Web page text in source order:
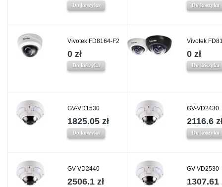
Do koszyka Do koszyka
Vivotek FD8164-F2
0 zł
Do koszyka
Vivotek
0 zł
Do koszyka
GV-VD1530
1825.05 zł
Do koszyka
GV-VD2430
2116.6
Do koszyka
GV-VD2440
2506.1 zł
GV-VD2530
1307.61